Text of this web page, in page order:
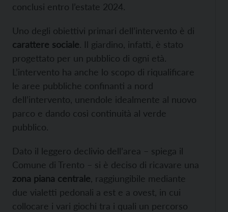
conclusi entro l’estate 2024.
Uno degli obiettivi primari dell’intervento è di
carattere sociale. Il giardino, infatti, è stato
progettato per un pubblico di ogni età.
L’intervento ha anche lo scopo di riqualificare
le aree pubbliche confinanti a nord
dell’intervento, unendole idealmente al nuovo
parco e dando così continuità al verde
pubblico.
Dato il leggero declivio dell’area – spiega il
Comune di Trento – si è deciso di ricavare una
zona piana centrale , raggiungibile mediante
due vialetti pedonali a est e a ovest, in cui
collocare i vari giochi tra i quali un percorso